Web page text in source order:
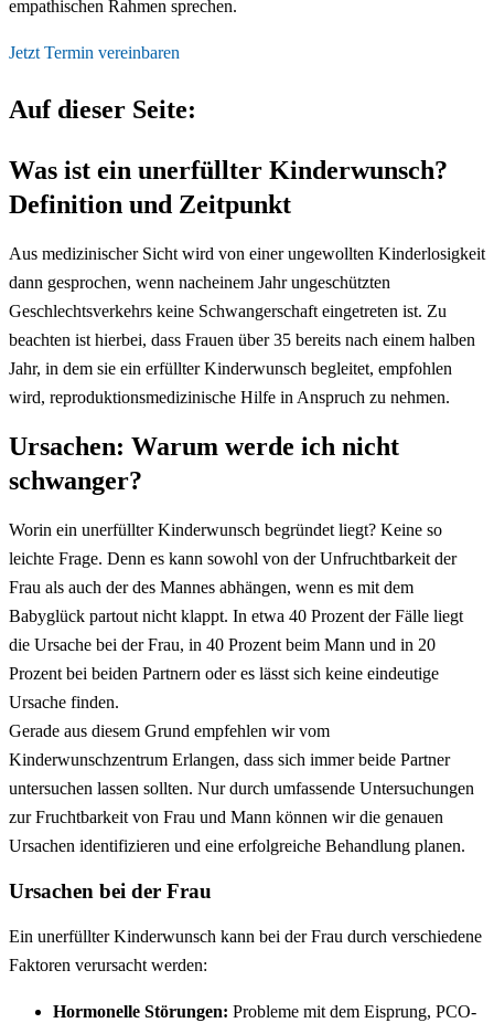
empathischen Rahmen sprechen.
Jetzt Termin vereinbaren
Auf dieser Seite:
Was ist ein unerfüllter Kinderwunsch?
Definition und Zeitpunkt
Aus medizinischer Sicht wird von einer ungewollten Kinderlosigkeit
dann gesprochen, wenn nacheinem Jahr ungeschützten
Geschlechtsverkehrs keine Schwangerschaft eingetreten ist. Zu
beachten ist hierbei, dass Frauen über 35 bereits nach einem halben
Jahr, in dem sie ein erfüllter Kinderwunsch begleitet, empfohlen
wird, reproduktionsmedizinische Hilfe in Anspruch zu nehmen.
Ursachen: Warum werde ich nicht
schwanger?
Worin ein unerfüllter Kinderwunsch begründet liegt? Keine so
leichte Frage. Denn es kann sowohl von der Unfruchtbarkeit der
Frau als auch der des Mannes abhängen, wenn es mit dem
Babyglück partout nicht klappt. In etwa 40 Prozent der Fälle liegt
die Ursache bei der Frau, in 40 Prozent beim Mann und in 20
Prozent bei beiden Partnern oder es lässt sich keine eindeutige
Ursache finden.
Gerade aus diesem Grund empfehlen wir vom
Kinderwunschzentrum Erlangen, dass sich immer beide Partner
untersuchen lassen sollten. Nur durch umfassende Untersuchungen
zur Fruchtbarkeit von Frau und Mann können wir die genauen
Ursachen identifizieren und eine erfolgreiche Behandlung planen.
Ursachen bei der Frau
Ein unerfüllter Kinderwunsch kann bei der Frau durch verschiedene
Faktoren verursacht werden:
Hormonelle Störungen: Probleme mit dem Eisprung, PCO-